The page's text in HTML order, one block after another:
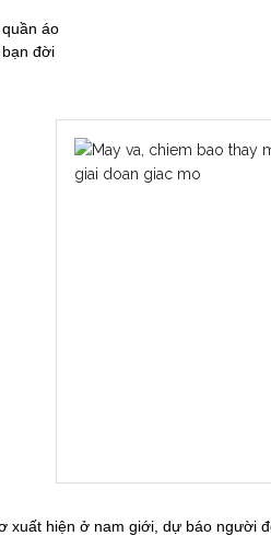
áo
đời
xuất hiện ở nam giới, dự báo người